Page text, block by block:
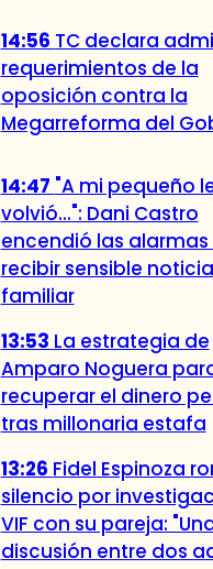
14:56 TC declara
requerimientos de la
oposición contra la
Megarreforma del
14:47 "A mi pequeño
volvió...": Dani Castro
encendió las alarmas
recibir sensible noticia
familiar
13:53 La estrategia de
Amparo Noguera
recuperar el dinero
tras millonaria estafa
13:26 Fidel Espinoza
silencio por
VIF con su pareja:
discusión entre dos